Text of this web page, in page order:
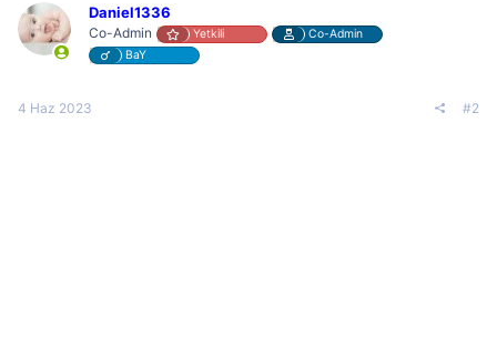
Daniel1336
Co-Admin Yetkili
Co-Admin
BaY
4 Haz 2023 #2